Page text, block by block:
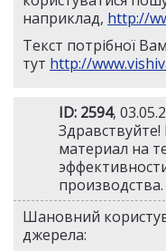
наприклад, http://
Текст потрібної
тут http://
ID: 2594,
материал на
Шановний
джерела: